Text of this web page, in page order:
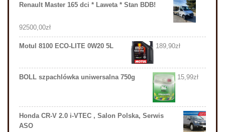
Renault Master 165 dci * Laweta * Stan BDB!
92500,00zł
Motul 8100 ECO-LITE 0W20 5L 189,90zł
BOLL szpachlówka uniwersalna 750g 15,99zł
Honda CR-V 2.0 i-VTEC , Salon Polska, Serwis
ASO